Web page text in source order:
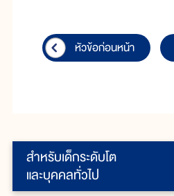
สำหรับเด็กระดับโต
และบุคคลทั่วไป
หัวข้อก่อนหน้า